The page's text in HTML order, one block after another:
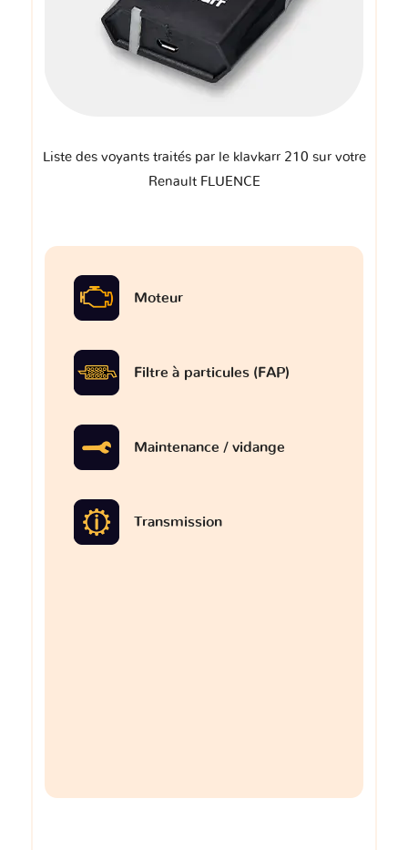
Liste des voyants traités par le klavkarr 210 sur votre
Renault FLUENCE
Moteur
Filtre à particules (FAP)
Maintenance / vidange
Transmission